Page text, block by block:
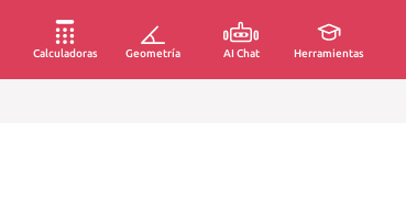
Calculadoras Geometría AI Chat Herramientas